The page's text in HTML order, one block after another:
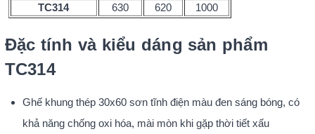
TC314
630 620 1000
Đặc tính và kiểu dáng sản phẩm
TC314
Ghế khung thép 30x60 sơn tĩnh điện màu đen sáng bóng, có
khả năng chống oxi hóa, mài mòn khi gặp thời tiết xấu